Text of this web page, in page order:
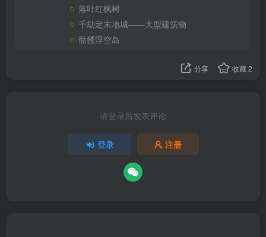
落叶红枫树
千劫定末地城——大型建筑物
骷髅浮空岛
分享 收藏2
请登录后发表评论
登录 注册